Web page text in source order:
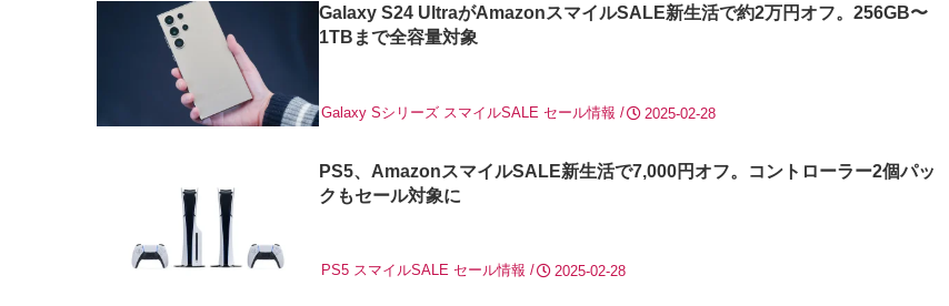
Galaxy S24 UltraがAmazonスマイルSALE新生活で約2万円オフ。256GB〜
1TBまで全容量対象
2025-02-28
Galaxy Sシリーズ スマイルSALE セール情報
PS5、AmazonスマイルSALE新生活で7,000円オフ。コントローラー2個パッ
クもセール対象に
2025-02-28
PS5 スマイルSALE セール情報